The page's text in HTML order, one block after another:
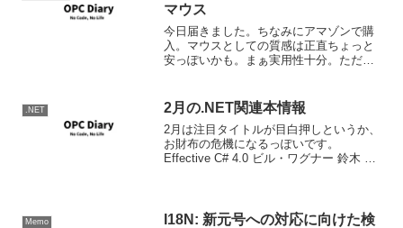
マウス
今日届きました。ちなみにアマゾンで購
入。マウスとしての質感は正直ちょっと
安っぽいかも。まぁ実用性十分。ただし
てあるのかも。ブログを書くなら
BlogWrite
.NET 2月の.NET関連本情報
2月は注目タイトルが目白押しというか、
お財布の危機になるっぽいです。
Effective C# 4.0 ビル・ワグナー 鈴木 幸
Memo
I18N: 新元号への対応に向けた検